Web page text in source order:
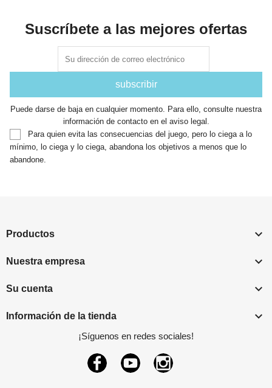
Suscríbete a las mejores ofertas
Puede darse de baja en cualquier momento. Para ello, consulte nuestra
información de contacto en el aviso legal.
Para quien evita las consecuencias del juego, pero lo ciega a lo
mínimo, lo ciega y lo ciega, abandona los objetivos a menos que lo
abandone.
Productos 
Nuestra empresa 
Su cuenta 
Información de la tienda 
¡Síguenos en redes sociales!
FacebookYouTube